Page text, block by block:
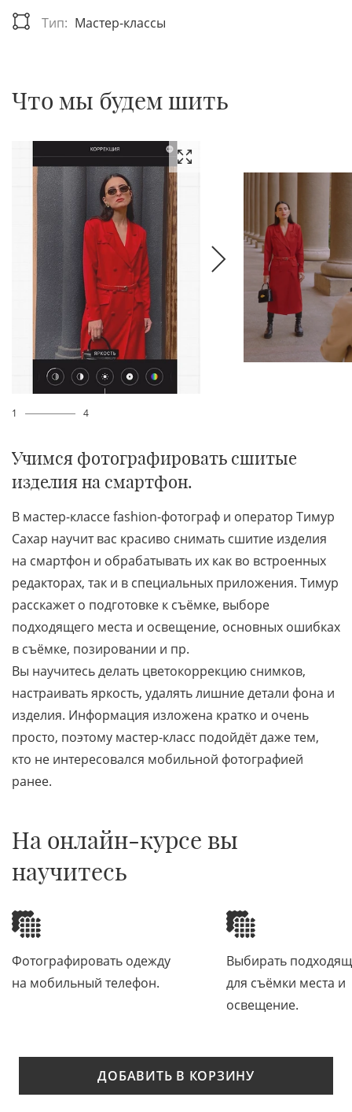
Тип: Мастер-классы
Что мы будем шить
1 4
Учимся фотографировать сшитые
изделия на смартфон.
В мастер-классе fashion-фотограф и оператор Тимур
Сахар научит вас красиво снимать сшитие изделия
на смартфон и обрабатывать их как во встроенных
редакторах, так и в специальных приложения. Тимур
расскажет о подготовке к съёмке, выборе
подходящего места и освещение, основных ошибках
в съёмке, позировании и пр.
Вы научитесь делать цветокоррекцию снимков,
настраивать яркость, удалять лишние детали фона и
изделия. Информация изложена кратко и очень
просто, поэтому мастер-класс подойдёт даже тем,
кто не интересовался мобильной фотографией
ранее.
На онлайн-курсе вы
научитесь
Фотографировать одежду
на мобильный телефон.
Выбирать
для съёмки места и
освещение.
ДОБАВИТЬ В КОРЗИНУ